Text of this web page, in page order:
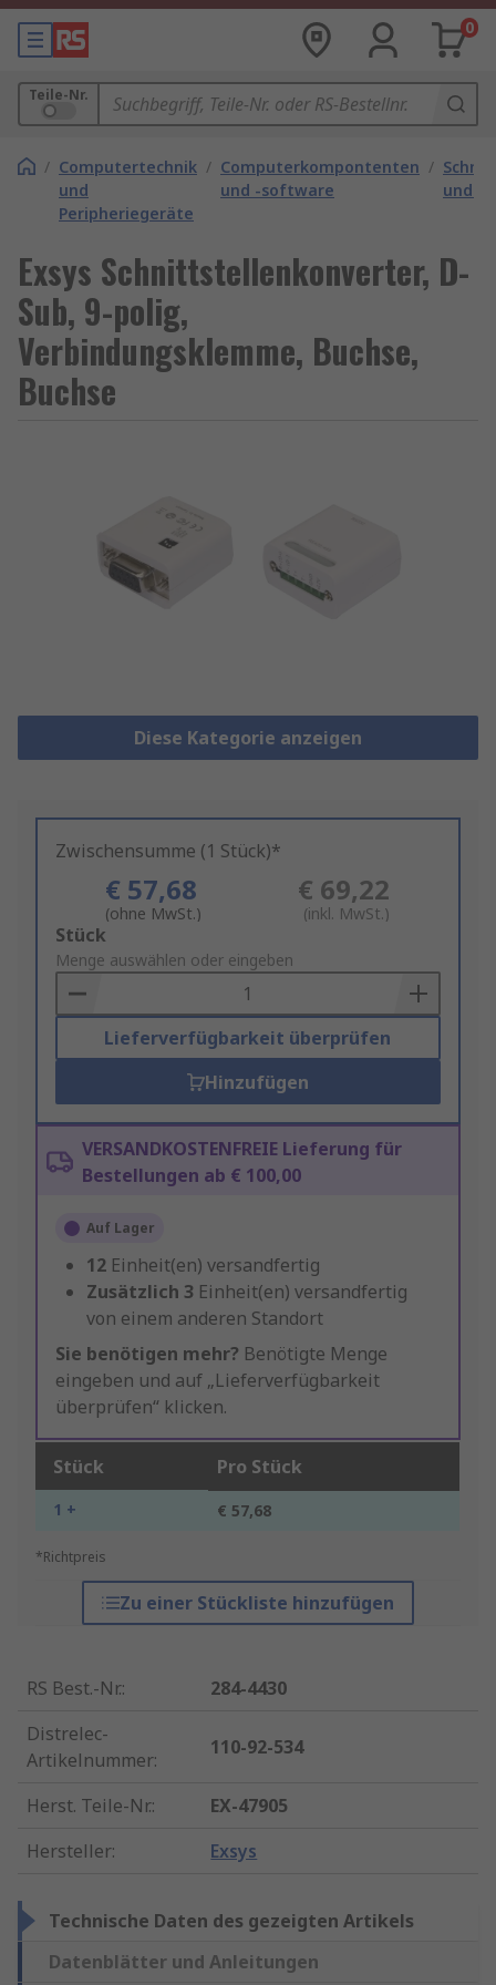
0
Teile-Nr.
/ Computertechnik
und
Peripheriegeräte
/ Computerkompontenten
und -software
/
und -
Exsys Schnittstellenkonverter, D-
Sub, 9-polig,
Verbindungsklemme, Buchse,
Buchse
Diese Kategorie anzeigen
Zwischensumme (1 Stück)*
€ 57,68
(ohne MwSt.)
€ 69,22
(inkl. MwSt.)
Add
to
Basket
Stück
Menge auswählen oder eingeben
Lieferverfügbarkeit überprüfen
Hinzufügen
VERSANDKOSTENFREIE Lieferung für
Bestellungen ab € 100,00
Auf Lager
12 Einheit(en) versandfertig
Zusätzlich 3 Einheit(en) versandfertig
von einem anderen Standort
Sie benötigen mehr? Benötigte Menge
eingeben und auf „Lieferverfügbarkeit
überprüfen“ klicken.
Stück Pro Stück
1 + € 57,68
*Richtpreis
Zu einer Stückliste hinzufügen
RS Best.-Nr.:
284-4430
Distrelec-
Artikelnummer:
110-92-534
Herst. Teile-Nr.:
EX-47905
Hersteller: Exsys
Technische Daten des gezeigten Artikels
Datenblätter und Anleitungen